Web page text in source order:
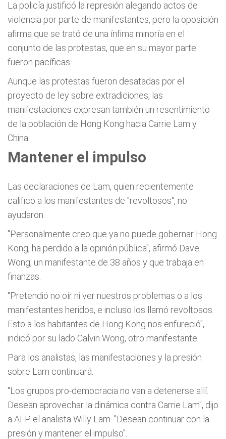
La policía justificó la represión alegando actos de
violencia por parte de manifestantes, pero la oposición
afirma que se trató de una ínfima minoría en el
conjunto de las protestas, que en su mayor parte
fueron pacíficas.
Aunque las protestas fueron desatadas por el
proyecto de ley sobre extradiciones, las
manifestaciones expresan también un resentimiento
de la población de Hong Kong hacia Carrie Lam y
China.
Mantener el impulso
Las declaraciones de Lam, quien recientemente
calificó a los manifestantes de "revoltosos", no
ayudaron.
"Personalmente creo que ya no puede gobernar Hong
Kong, ha perdido a la opinión pública", afirmó Dave
Wong, un manifestante de 38 años y que trabaja en
finanzas.
"Pretendió no oír ni ver nuestros problemas o a los
manifestantes heridos, e incluso los llamó revoltosos.
Esto a los habitantes de Hong Kong nos enfureció",
indicó por su lado Calvin Wong, otro manifestante.
Para los analistas, las manifestaciones y la presión
sobre Lam continuará.
"Los grupos pro-democracia no van a detenerse allí.
Desean aprovechar la dinámica contra Carrie Lam", dijo
a AFP el analista Willy Lam. "Desean continuar con la
presión y mantener el impulso".